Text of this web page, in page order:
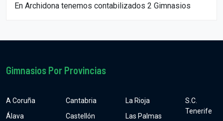
En Archidona tenemos contabilizados 2 Gimnasios
Gimnasios Por Provincias
A Coruña
Álava
Cantabria
Castellón
La Rioja
Las Palmas
S.C.
Tenerife